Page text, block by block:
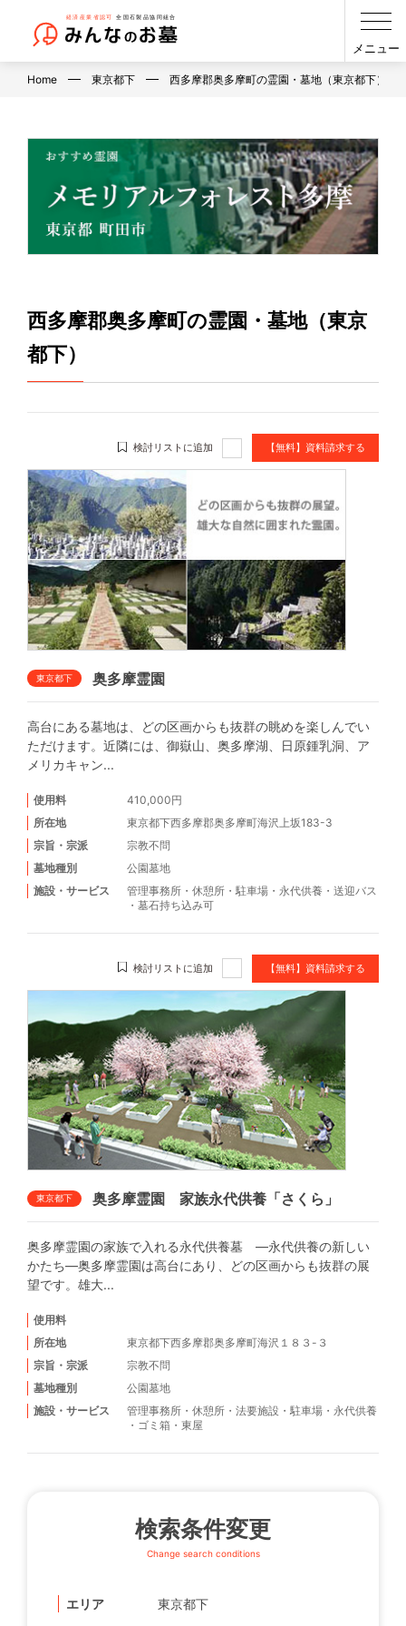
メニュー
Home 東京都下 西多摩郡奥多摩町の霊園・墓地（東京都下）
西多摩郡奥多摩町の霊園・墓地（東京
都下）
検討リストに追加 【無料】資料請求する
東京都下 奥多摩霊園
高台にある墓地は、どの区画からも抜群の眺めを楽しんでい
ただけます。近隣には、御嶽山、奥多摩湖、日原鍾乳洞、ア
メリカキャン...
使用料
410,000円
所在地
東京都下西多摩郡奥多摩町海沢上坂183-3
宗旨・宗派
宗教不問
墓地種別
公園墓地
施設・サービス
管理事務所 ・ 休憩所 ・ 駐車場 ・ 永代供養 ・ 送迎バス
・ 墓石持ち込み可
検討リストに追加 【無料】資料請求する
東京都下 奥多摩霊園 家族永代供養「さくら」
奥多摩霊園の家族で入れる永代供養墓 ―永代供養の新しい
かたち―奥多摩霊園は高台にあり、どの区画からも抜群の展
望です。雄大...
使用料
所在地
東京都下西多摩郡奥多摩町海沢１８３-３
宗旨・宗派
宗教不問
墓地種別
公園墓地
施設・サービス
管理事務所 ・ 休憩所 ・ 法要施設 ・ 駐車場 ・ 永代供養
・ ゴミ箱 ・ 東屋
検索条件変更
Change search conditions
エリア 東京都下